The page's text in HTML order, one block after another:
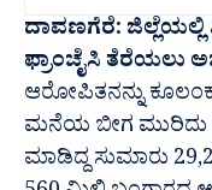
ದಾವಣಗೆರೆ:
ಫ್ರಾಂಚೈಸಿ ತೆರೆಯಲು
ಆರೋಪಿತನನ್ನು
ಮನೆಯ ಬೀಗ ಮುರಿದು
ಮಾಡಿದ್ದ ಸುಮಾರು